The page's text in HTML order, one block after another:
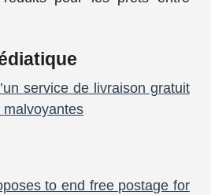
service de livraison gratuit
to end free postage for